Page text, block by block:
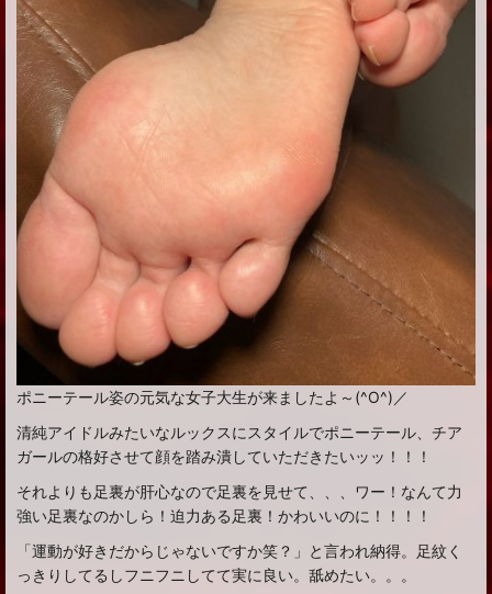
ポニーテール姿の元気な女子大生が来ましたよ～(^O^)／
清純アイドルみたいなルックスにスタイルでポニーテール、チア
ガールの格好させて顔を踏み潰していただきたいッッ！！！
それよりも足裏が肝心なので足裏を見せて、、、ワー！なんて力
強い足裏なのかしら！迫力ある足裏！かわいいのに！！！！
「運動が好きだからじゃないですか笑？」と言われ納得。足紋く
っきりしてるしフニフニしてて実に良い。舐めたい。。。